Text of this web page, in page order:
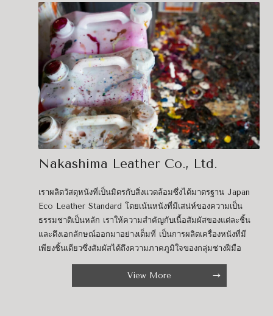
Nakashima Leather Co., Ltd.
เราผลิตวัสดุหนังที่เป็นมิตรกับสิ่งแวดล้อมซึ่งได้มาตรฐาน Japan
Eco Leather Standard โดยเน้นหนังที่มีเสน่ห์ของความเป็น
ธรรมชาติเป็นหลัก เราให้ความสำคัญกับเนื้อสัมผัสของแต่ละชิ้น
และดึงเอกลักษณ์ออกมาอย่างเต็มที่ เป็นการผลิตเครื่องหนังที่มี
เพียงชิ้นเดียวซึ่งสัมผัสได้ถึงความภาคภูมิใจของกลุ่มช่างฝีมือ
View More